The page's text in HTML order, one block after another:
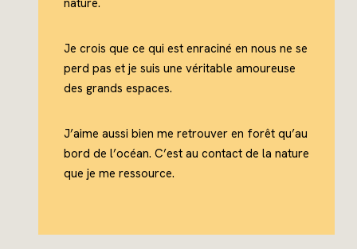
nature.
Je crois que ce qui est enraciné en nous ne se
perd pas et je suis une véritable amoureuse
des grands espaces.
J’aime aussi bien me retrouver en forêt qu’au
bord de l’océan. C’est au contact de la nature
que je me ressource.